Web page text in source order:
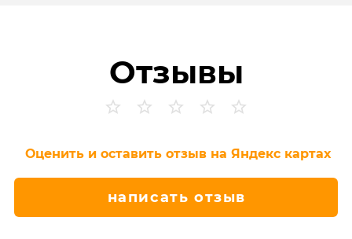
Отзывы
Оценить и оставить отзыв на Яндекс картах
написать отзыв